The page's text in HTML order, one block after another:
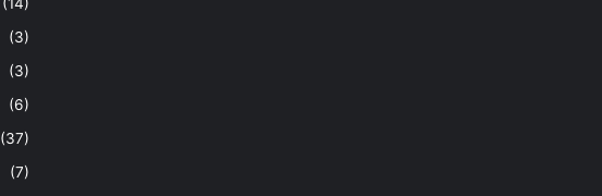
(14)
(3)
(3)
(6)
(37)
(7)